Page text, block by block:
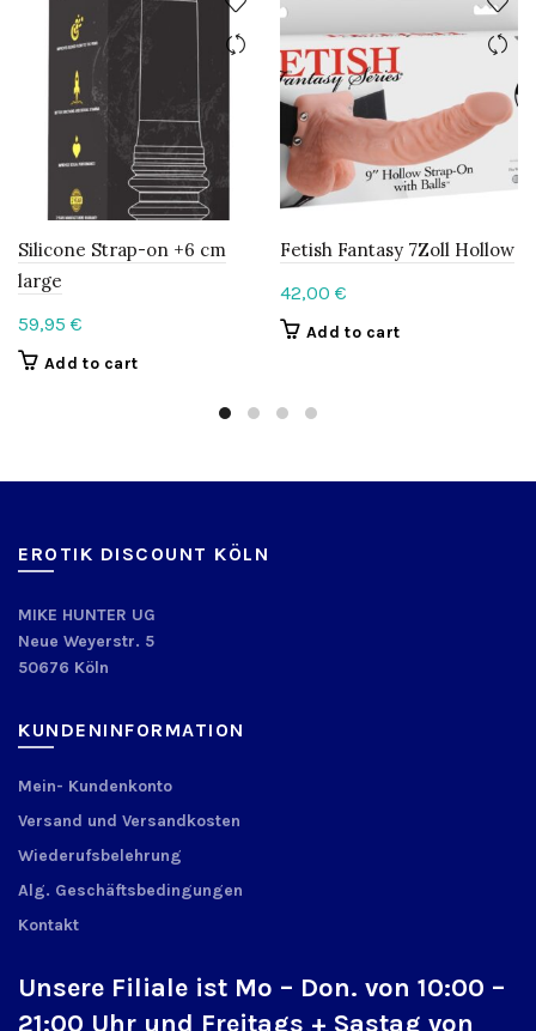
Silicone Strap-on +6 cm
large
59,95 €
Add to cart
Fetish Fantasy 7Zoll Hollow
42,00 €
Add to cart
EROTIK DISCOUNT KÖLN
MIKE HUNTER UG
Neue Weyerstr. 5
50676 Köln
KUNDENINFORMATION
Mein- Kundenkonto
Versand und Versandkosten
Wiederufsbelehrung
Alg. Geschäftsbedingungen
Kontakt
Unsere Filiale ist Mo – Don. von 10:00 –
21:00 Uhr und Freitags + Sastag von